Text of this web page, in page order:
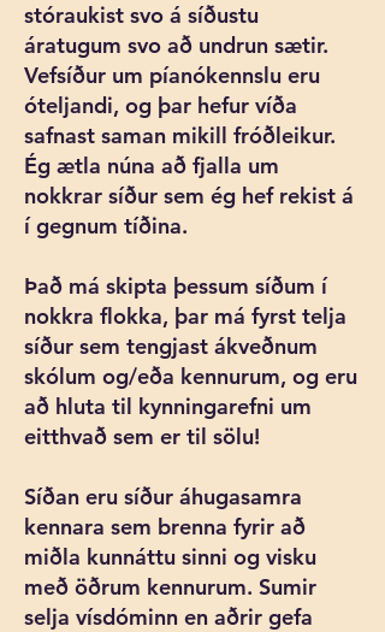
stóraukist svo á síðustu
áratugum svo að undrun sætir.
Vefsíður um píanókennslu eru
óteljandi, og þar hefur víða
safnast saman mikill fróðleikur.
Ég ætla núna að fjalla um
nokkrar síður sem ég hef rekist á
í gegnum tíðina.
Það má skipta þessum síðum í
nokkra flokka, þar má fyrst telja
síður sem tengjast ákveðnum
skólum og/eða kennurum, og eru
að hluta til kynningarefni um
eitthvað sem er til sölu!
Síðan eru síður áhugasamra
kennara sem brenna fyrir að
miðla kunnáttu sinni og visku
með öðrum kennurum. Sumir
selja vísdóminn en aðrir gefa